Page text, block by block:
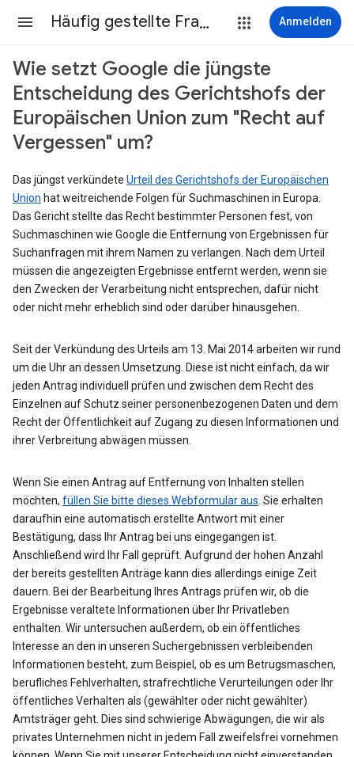
Häufig gestellte Fragen Anmelden
Wie setzt Google die jüngste
Entscheidung des Gerichtshofs der
Europäischen Union zum "Recht auf
Vergessen" um?
Das jüngst verkündete Urteil des Gerichtshofs der Europäischen
Union hat weitreichende Folgen für Suchmaschinen in Europa.
Das Gericht stellte das Recht bestimmter Personen fest, von
Suchmaschinen wie Google die Entfernung von Ergebnissen für
Suchanfragen mit ihrem Namen zu verlangen. Nach dem Urteil
müssen die angezeigten Ergebnisse entfernt werden, wenn sie
den Zwecken der Verarbeitung nicht entsprechen, dafür nicht
oder nicht mehr erheblich sind oder darüber hinausgehen.
Seit der Verkündung des Urteils am 13. Mai 2014 arbeiten wir rund
um die Uhr an dessen Umsetzung. Diese ist nicht einfach, da wir
jeden Antrag individuell prüfen und zwischen dem Recht des
Einzelnen auf Schutz seiner personenbezogenen Daten und dem
Recht der Öffentlichkeit auf Zugang zu diesen Informationen und
ihrer Verbreitung abwägen müssen.
Wenn Sie einen Antrag auf Entfernung von Inhalten stellen
möchten, füllen Sie bitte dieses Webformular aus . Sie erhalten
daraufhin eine automatisch erstellte Antwort mit einer
Bestätigung, dass Ihr Antrag bei uns eingegangen ist.
Anschließend wird Ihr Fall geprüft. Aufgrund der hohen Anzahl
der bereits gestellten Anträge kann dies allerdings einige Zeit
dauern. Bei der Bearbeitung Ihres Antrags prüfen wir, ob die
Ergebnisse veraltete Informationen über Ihr Privatleben
enthalten. Wir untersuchen außerdem, ob ein öffentliches
Interesse an den in unseren Suchergebnissen verbleibenden
Informationen besteht, zum Beispiel, ob es um Betrugsmaschen,
berufliches Fehlverhalten, strafrechtliche Verurteilungen oder Ihr
öffentliches Verhalten als (gewählter oder nicht gewählter)
Amtsträger geht. Dies sind schwierige Abwägungen, die wir als
privates Unternehmen nicht in jedem Fall zweifelsfrei vornehmen